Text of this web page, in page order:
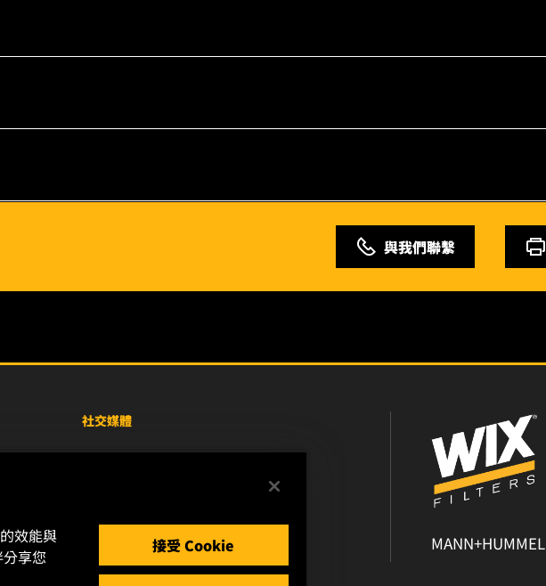
與我們聯繫
社交媒體
YouTube
MANN+HUMMEL
效能與
享您
接受 Cookie